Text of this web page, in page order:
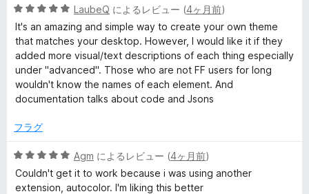
価
5
段
階
中
5
の
評
LaubeQ によるレビュー (4ヶ月前)
It's an amazing and simple way to create your own theme
that matches your desktop. However, I would like it if they
added more visual/text descriptions of each thing especially
under "advanced". Those who are not FF users for long
wouldn't know the names of each element. And
documentation talks about code and Jsons
フラグ
5
段
階
Agm によるレビュー (4ヶ月前)
Couldn't get it to work because i was using another
extension, autocolor. I'm liking this better